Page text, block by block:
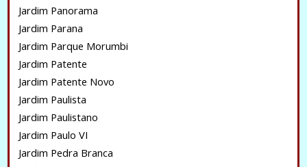
Jardim Panorama
Jardim Parana
Jardim Parque Morumbi
Jardim Patente
Jardim Patente Novo
Jardim Paulista
Jardim Paulistano
Jardim Paulo VI
Jardim Pedra Branca